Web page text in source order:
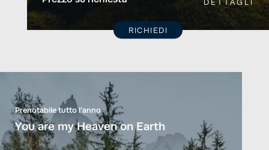
DETTAGLI
RICHIEDI
Prenotabile tutto l’anno
You are my Heaven on Earth